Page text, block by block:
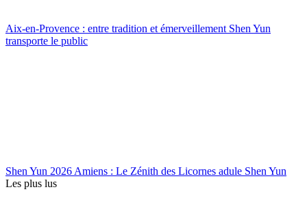
Aix-en-Provence : entre tradition et émerveillement Shen Yun
transporte le public
Shen Yun 2026 Amiens : Le Zénith des Licornes adule Shen Yun
Les plus lus